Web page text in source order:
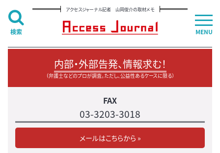
アクセスジャーナル記者 山岡俊介の取材メモ
内部・外部告発、情報求む！
（弁護士などのプロが調査。ただし、公益性あるケースに限る）
FAX
03-3203-3018
メールはこちらから »
MENU
検索